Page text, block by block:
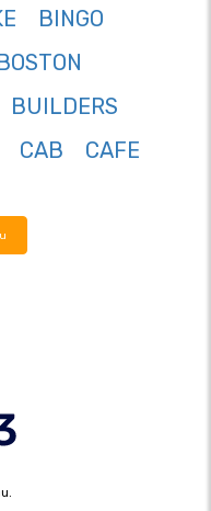
BINGO
BUILDERS
CAB
CAFE